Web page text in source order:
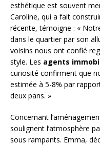
esthétique est souvent
Caroline, qui a fait
récente, témoigne : «
dans le quartier par son
voisins nous ont confié
style. Les agents
curiosité confirment que
estimée à 5-8% par
deux pans. »
Concernant
soulignent l’atmosphère
sous rampants. Emma,